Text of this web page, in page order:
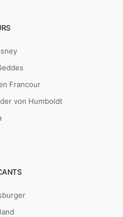
Francour
von Humboldt